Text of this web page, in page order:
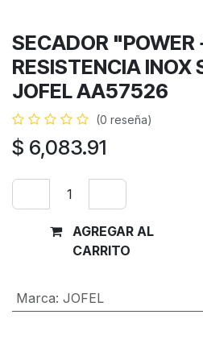
SECADOR "POWER
RESISTENCIA INOX
JOFEL AA57526
(0 reseña)
$ 6,083.91
AGREGAR AL
CARRITO
Marca: JOFEL